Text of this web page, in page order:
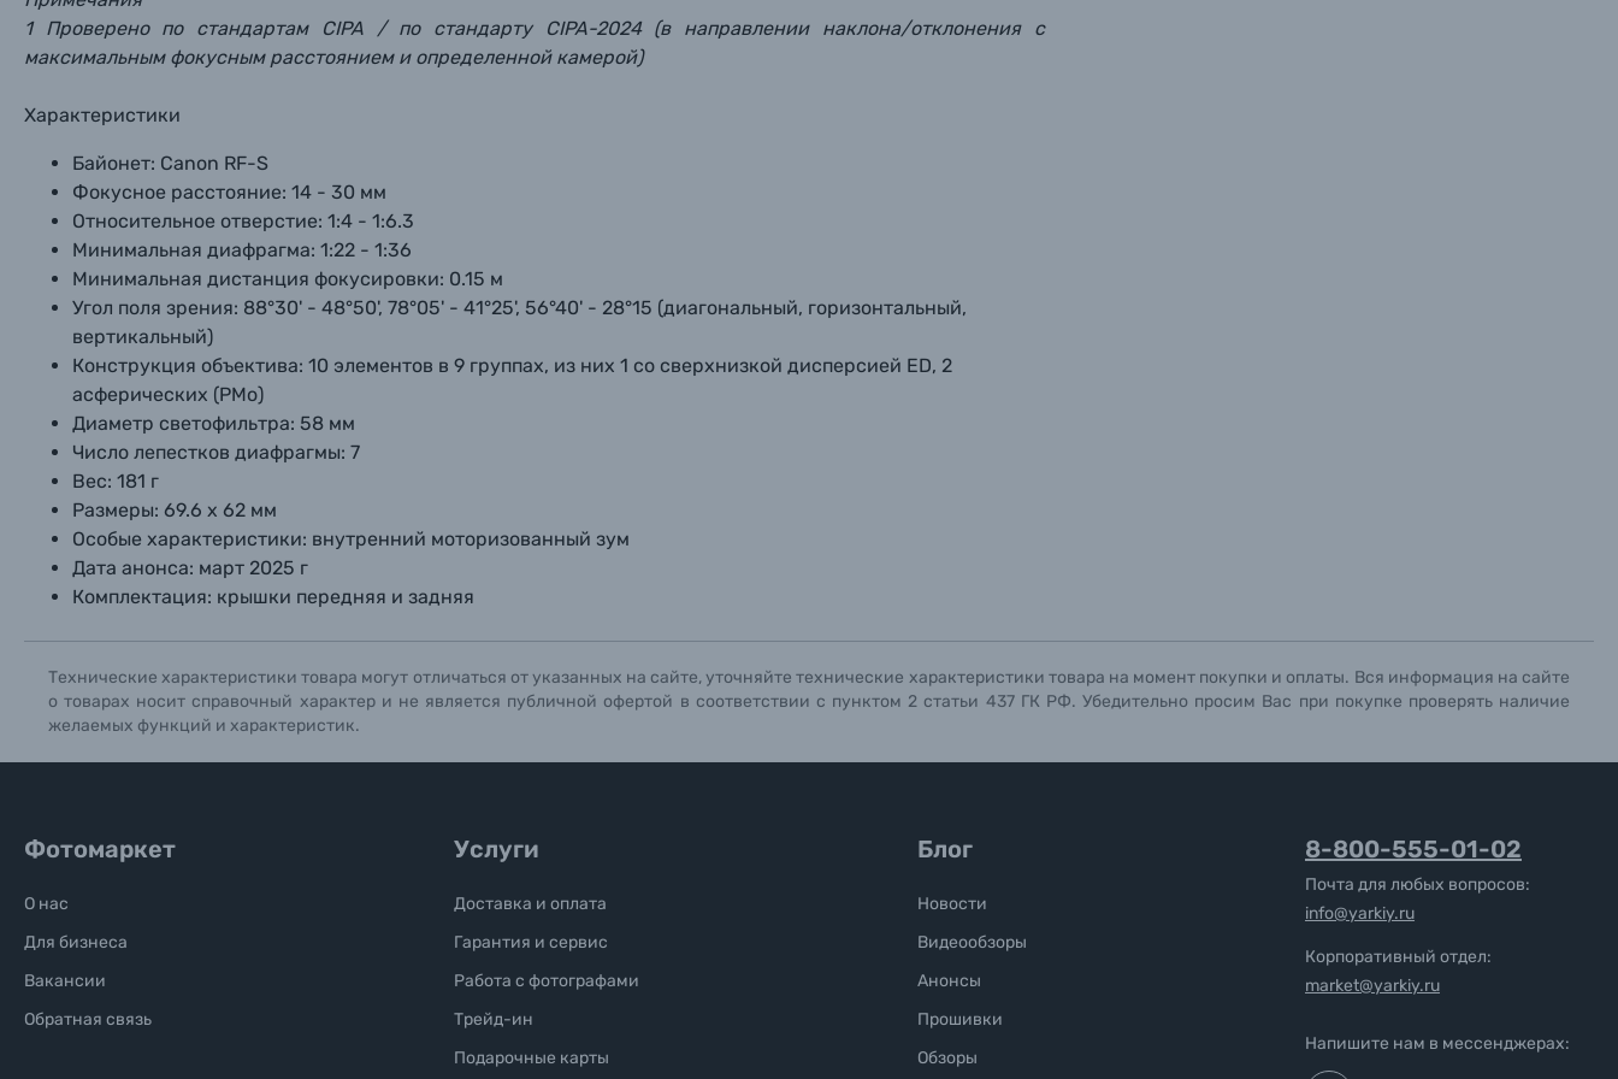
1 Проверено по стандартам CIPA / по стандарту CIPA-2024 (в направлении наклона/отклонения с
максимальным фокусным расстоянием и определенной камерой)
Характеристики
Байонет: Canon RF-S
Фокусное расстояние: 14 - 30 мм
Относительное отверстие: 1:4 - 1:6.3
Минимальная диафрагма: 1:22 - 1:36
Минимальная дистанция фокусировки: 0.15 м
Угол поля зрения: 88°30' - 48°50', 78°05' - 41°25', 56°40' - 28°15 (диагональный, горизонтальный,
вертикальный)
Конструкция объектива: 10 элементов в 9 группах, из них 1 со сверхнизкой дисперсией ED, 2
асферических (PMo)
Диаметр светофильтра: 58 мм
Число лепестков диафрагмы: 7
Вес: 181 г
Размеры: 69.6 х 62 мм
Особые характеристики: внутренний моторизованный зум
Дата анонса: март 2025 г
Комплектация: крышки передняя и задняя
Технические характеристики товара могут отличаться от указанных на сайте, уточняйте технические характеристики товара на момент покупки и оплаты. Вся информация на сайте
о товарах носит справочный характер и не является публичной офертой в соответствии с пунктом 2 статьи 437 ГК РФ. Убедительно просим Вас при покупке проверять наличие
желаемых функций и характеристик.
Фотомаркет
О нас
Для бизнеса
Вакансии
Обратная связь
Услуги
Доставка и оплата
Гарантия и сервис
Работа с фотографами
Трейд-ин
Подарочные карты
Блог
Новости
Видеообзоры
Анонсы
Прошивки
Обзоры
8-800-555-01-02
Почта для любых вопросов:
info@yarkiy.ru
Корпоративный отдел:
market@yarkiy.ru
Напишите нам в мессенджерах: